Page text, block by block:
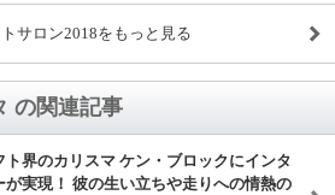
サロン2018をもっと見る
の関連記事
ト界のカリスマ ケン・ブロックにインタ
が実現！ 彼の生い立ちや走りへの情熱の